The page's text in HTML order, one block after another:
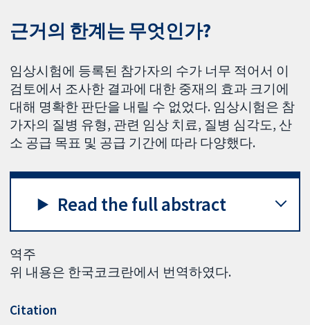
근거의 한계는 무엇인가?
임상시험에 등록된 참가자의 수가 너무 적어서 이
검토에서 조사한 결과에 대한 중재의 효과 크기에
대해 명확한 판단을 내릴 수 없었다. 임상시험은 참
가자의 질병 유형, 관련 임상 치료, 질병 심각도, 산
소 공급 목표 및 공급 기간에 따라 다양했다.
Read the full abstract
역주
위 내용은 한국코크란에서 번역하였다.
Citation